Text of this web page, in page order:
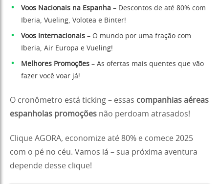
Voos Nacionais na Espanha – Descontos de até 80% com
Iberia, Vueling, Volotea e Binter!
Voos Internacionais – O mundo por uma fração com
Iberia, Air Europa e Vueling!
Melhores Promoções – As ofertas mais quentes que vão
fazer você voar já!
O cronômetro está ticking – essas companhias aéreas
espanholas promoções não perdoam atrasados!
Clique AGORA, economize até 80% e comece 2025
com o pé no céu. Vamos lá – sua próxima aventura
depende desse clique!